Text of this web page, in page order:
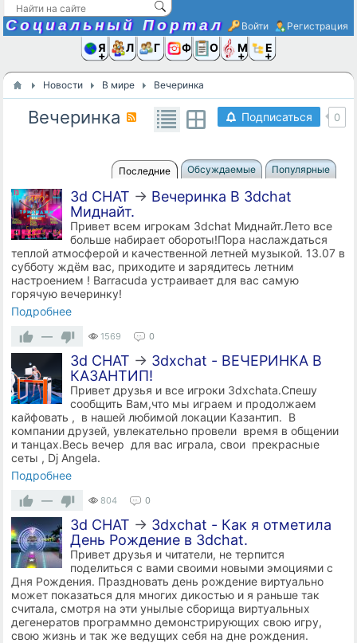
Социальный Портал Войти Регистрация
Я иЛюди
Группы
Фото Ещё
Новости В мире Вечеринка
Подписаться 0
Вечеринка
Последние Обсуждаемые Популярные
3d CHAT → Вечеринка В 3dchat
Миднайт.
Привет всем игрокам 3dchat Миднайт.Лето все
больше набирает обороты!Пора наслаждаться
теплой атмосферой и качественной летней музыкой. 13.07 в
субботу ждём вас, приходите и зарядитесь летним
настроением ! Barracuda устраивает для вас самую
горячую вечеринку!
Подробнее
—
1569 0
3d CHAT → 3dxchat - ВЕЧЕРИНКА В
КАЗАНТИП!
Привет друзья и все игроки 3dxchata.Спешу
сообщить Вам,что мы играем и продолжаем
кайфовать , в нашей любимой локации Казантип. В
компании друзей, увлекательно провели время в общении
и танцах.Весь вечер для вас играла, свои прекрасные
сеты , Dj Angela.
Подробнее
—
804 0
3d CHAT → 3dxchat - Как я отметила
День Рождение в 3dchat.
Привет друзья и читатели, не терпится
поделиться с вами своими новыми эмоциями с
Дня Рождения. Праздновать день рождение виртуально
может показаться для многих дикостью и я раньше так
считала, смотря на эти унылые сборища виртуальных
дегенератов программно демонстрирующих свою игру,
свою жизнь и так же ведущих себя на дне рождения.